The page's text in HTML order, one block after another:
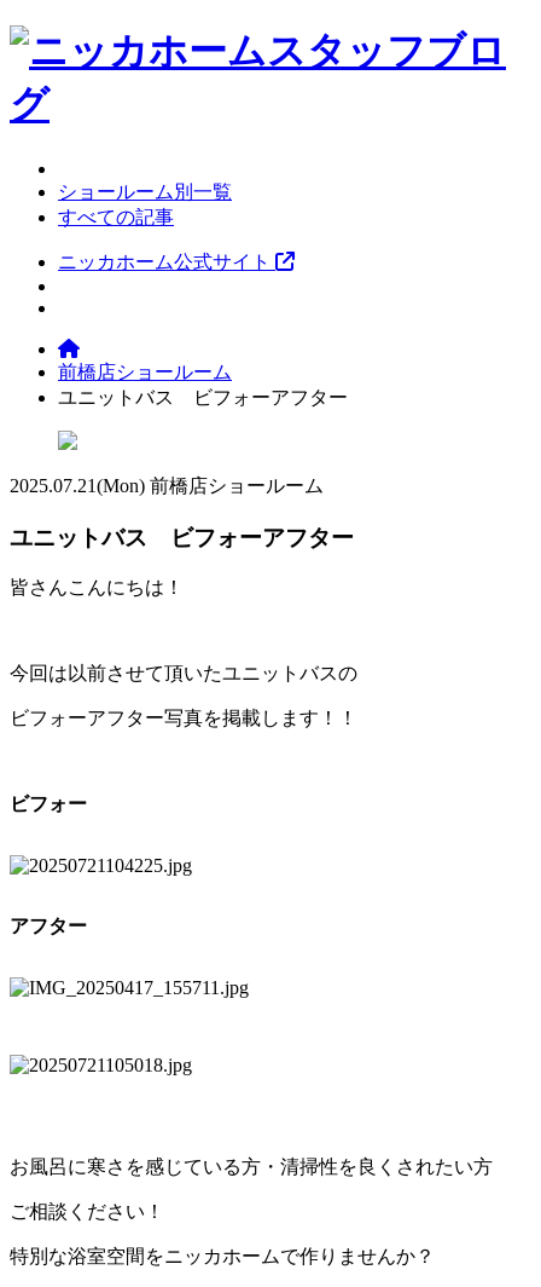
ショールーム別一覧
すべての記事
ニッカホーム公式サイト
前橋店ショールーム
ユニットバス ビフォーアフター
2025.07.21(Mon) 前橋店ショールーム
ユニットバス ビフォーアフター
皆さんこんにちは！
今回は以前させて頂いたユニットバスの
ビフォーアフター写真を掲載します！！
ビフォー
アフター
お風呂に寒さを感じている方・清掃性を良くされたい方
ご相談ください！
特別な浴室空間をニッカホームで作りませんか？